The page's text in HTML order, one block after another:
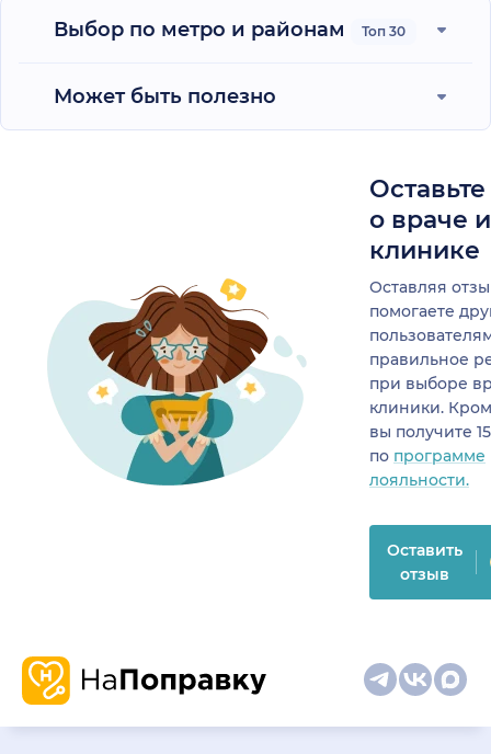
Выбор по метро и районам Топ 30
Может быть полезно
о враче
клинике
Оставляя
помогаете
правильное
при выборе
клиники.
вы получите
по программе
лояльности.
Оставить
отзыв